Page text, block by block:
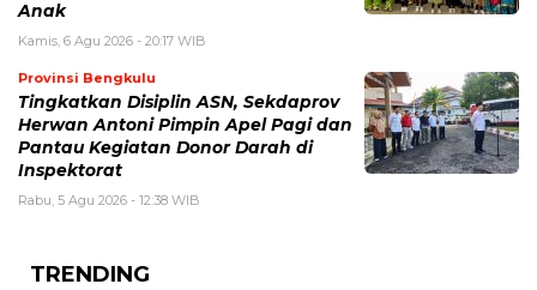
Anak
Kamis, 6 Agu 2026 - 20:17 WIB
Provinsi Bengkulu
Tingkatkan Disiplin ASN, Sekdaprov
Herwan Antoni Pimpin Apel Pagi dan
Pantau Kegiatan Donor Darah di
Inspektorat
Rabu, 5 Agu 2026 - 12:38 WIB
TRENDING